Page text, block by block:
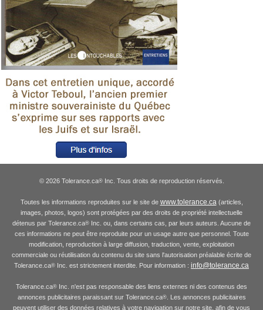
© 2026 Tolerance.ca®Inc. Tous droits de reproduction réservés.
Toutes les informations reproduites sur le site de www.tolerance.ca(articles,
images, photos, logos) sont protégées par des droits de propriété intellectuelle
détenus par Tolerance.ca® Inc. ou, dans certains cas, par leurs auteurs. Aucune de
ces informations ne peut être reproduite pour un usage autre que personnel. Toute
modification, reproduction à large diffusion, traduction, vente, exploitation
commerciale ou réutilisation du contenu du site sans l'autorisation préalable écrite de
Tolerance.ca® Inc. est strictement interdite. Pour information : info@tolerance.ca
Tolerance.ca® Inc. n'est pas responsable des liens externes ni des contenus des
annonces publicitaires paraissant sur Tolerance.ca®. Les annonces publicitaires
peuvent utiliser des données relatives à votre navigation sur notre site, afin de vous